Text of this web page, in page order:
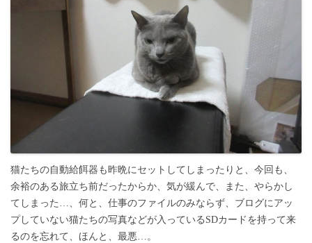
猫たちの自動給餌器も昨晩にセットしてしまったりと、今回も、
余裕のある旅立ち前だったからか、気が緩んで、また、やらかし
てしまった…、何と、仕事のファイルのみならず、ブログにアッ
プしていない猫たちの写真などが入っているSDカードを持って来
るのを忘れて、ほんと、最悪…。